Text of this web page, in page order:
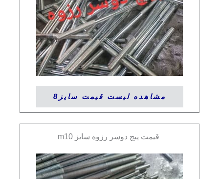
مشاهده لیست قیمت سایز8
قیمت پیچ دوسر رزوه سایز m10